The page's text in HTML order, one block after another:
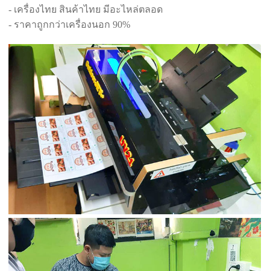
- เครื่องไทย สินค้าไทย มีอะไหล่ตลอด
- ราคาถูกกว่าเครื่องนอก 90%